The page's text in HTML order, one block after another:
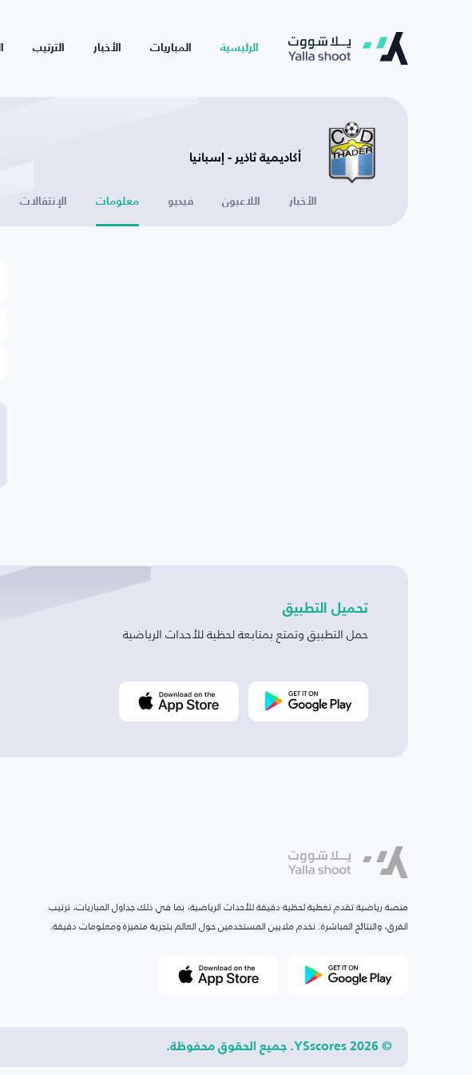
الرئيسية المباريات الأخبار الترتيب
أكاديمية ثاذير - إسبانيا
الأخبار اللاعبون فيديو معلومات الإنتقالات
تحميل التطبيق
حمل التطبيق وتمتع بمتابعة لحظية للأحداث الرياضية
منصة رياضية تقدم تغطية لحظية دقيقة للأحداث الرياضية، بما في ذلك جداول المباريات، ترتيب
الفرق، والنتائج المباشرة. نخدم ملايين المستخدمين حول العالم بتجربة متميزة ومعلومات دقيقة.
© 2026 YSscores. جميع الحقوق محفوظة.